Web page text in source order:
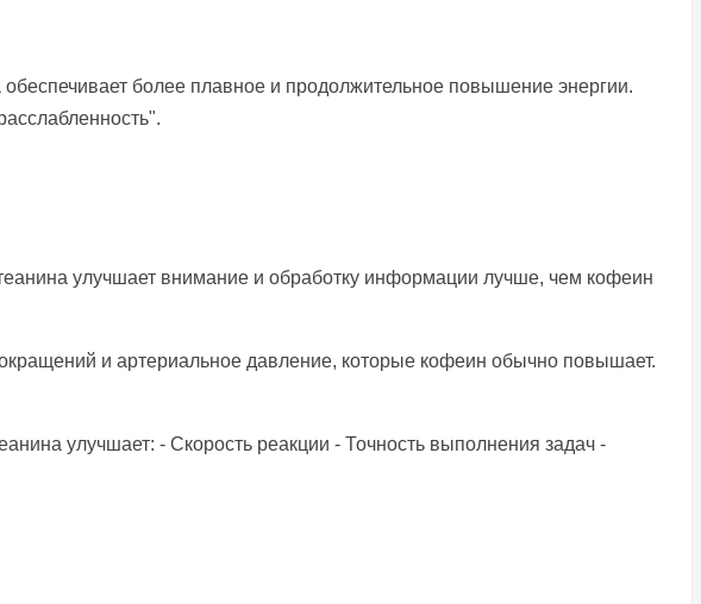
обеспечивает более плавное и продолжительное повышение энергии.
улучшает внимание и обработку информации лучше, чем кофеин
и артериальное давление, которые кофеин обычно повышает.
улучшает: - Скорость реакции - Точность выполнения задач -